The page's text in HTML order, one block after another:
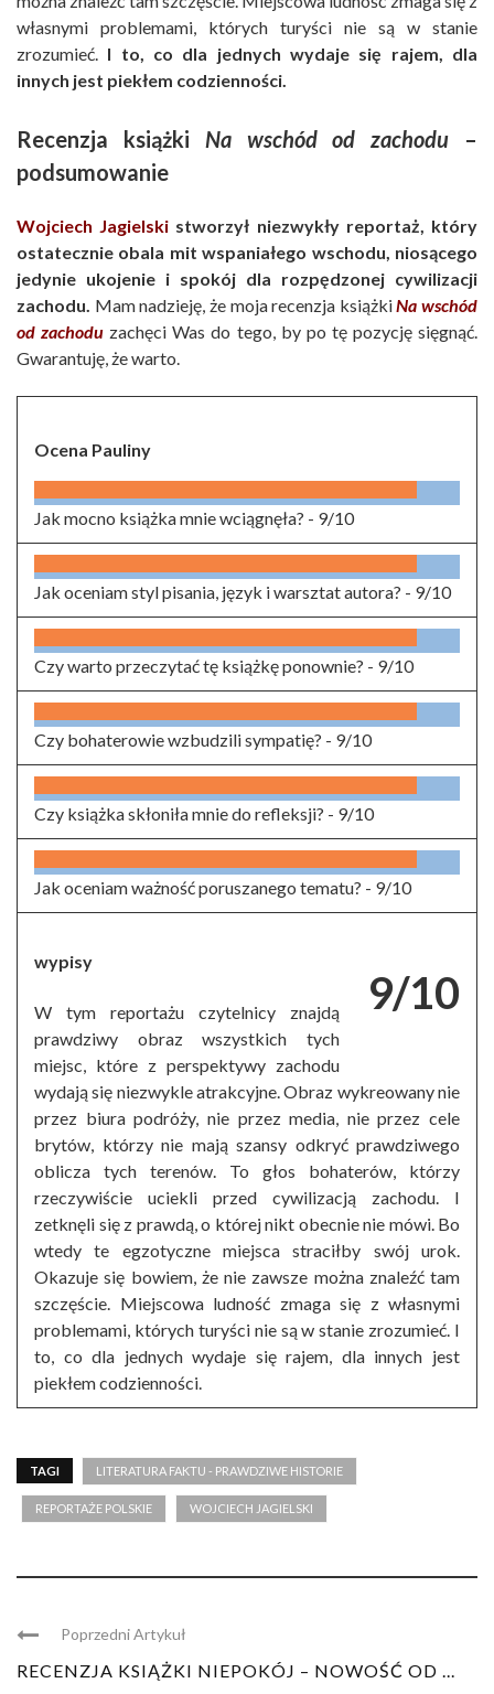
własnymi problemami, których turyści nie są w stanie
zrozumieć. I to, co dla jednych wydaje się rajem, dla
innych jest piekłem codzienności.
Recenzja książki Na wschód od zachodu –
podsumowanie
Wojciech Jagielski stworzył niezwykły reportaż, który
ostatecznie obala mit wspaniałego wschodu, niosącego
jedynie ukojenie i spokój dla rozpędzonej cywilizacji
zachodu. Mam nadzieję, że moja recenzja książkiNa wschód
od zachodu zachęci Was do tego, by po tę pozycję sięgnąć.
Gwarantuję, że warto.
Ocena Pauliny
Jak mocno książka mnie wciągnęła? - 9/10
Jak oceniam styl pisania, język i warsztat autora? - 9/10
Czy warto przeczytać tę książkę ponownie? - 9/10
Czy bohaterowie wzbudzili sympatię? - 9/10
Czy książka skłoniła mnie do refleksji? - 9/10
Jak oceniam ważność poruszanego tematu? - 9/10
9/10
wypisy
W tym reportażu czytelnicy znajdą
prawdziwy obraz wszystkich tych
miejsc, które z perspektywy zachodu
wydają się niezwykle atrakcyjne. Obraz wykreowany nie
przez biura podróży, nie przez media, nie przez cele
brytów, którzy nie mają szansy odkryć prawdziwego
oblicza tych terenów. To głos bohaterów, którzy
rzeczywiście uciekli przed cywilizacją zachodu. I
zetknęli się z prawdą, o której nikt obecnie nie mówi. Bo
wtedy te egzotyczne miejsca straciłby swój urok.
Okazuje się bowiem, że nie zawsze można znaleźć tam
szczęście. Miejscowa ludność zmaga się z własnymi
problemami, których turyści nie są w stanie zrozumieć. I
to, co dla jednych wydaje się rajem, dla innych jest
piekłem codzienności.
TAGI LITERATURA FAKTU - PRAWDZIWE HISTORIE
REPORTAŻE POLSKIE WOJCIECH JAGIELSKI
Poprzedni Artykuł
RECENZJA KSIĄŻKI NIEPOKÓJ – NOWOŚĆ OD ...